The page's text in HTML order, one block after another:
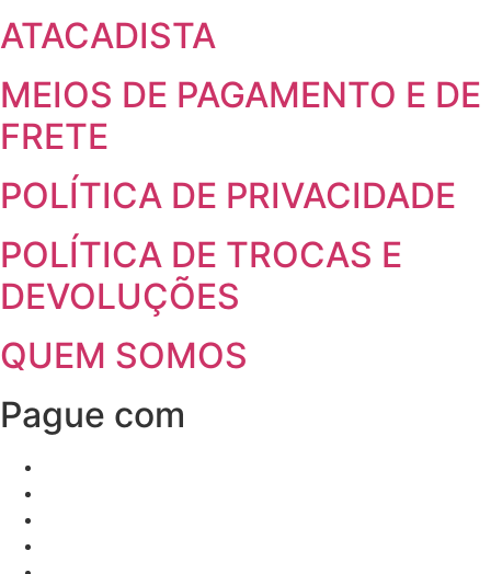
ATACADISTA
MEIOS DE PAGAMENTO E DE
FRETE
POLÍTICA DE PRIVACIDADE
POLÍTICA DE TROCAS E
DEVOLUÇÕES
QUEM SOMOS
Pague com